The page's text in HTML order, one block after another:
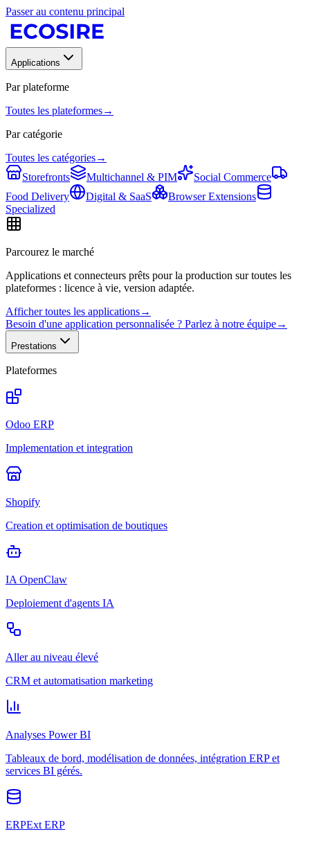
Passer au contenu principal
Applications
Par plateforme
Toutes les plateformes→
Par catégorie
Toutes les catégories→
Storefronts
Multichannel & PIM
Social Commerce
Food Delivery
Digital & SaaS
Browser Extensions
Specialized
Parcourez le marché
Applications et connecteurs prêts pour la production sur toutes les
plateformes : licence à vie, version adaptée.
Afficher toutes les applications→
Besoin d'une application personnalisée ? Parlez à notre équipe→
Prestations
Plateformes
Odoo ERP
Implementation et integration
Shopify
Creation et optimisation de boutiques
IA OpenClaw
Deploiement d'agents IA
Aller au niveau élevé
CRM et automatisation marketing
Analyses Power BI
Tableaux de bord, modélisation de données, intégration ERP et
services BI gérés.
ERPExt ERP